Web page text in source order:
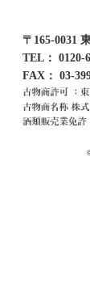
〒165-0031
TEL： 0120-
FAX： 03-